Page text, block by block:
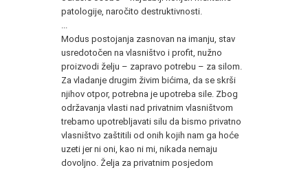
patologije, naročito destruktivnosti.
Modus postojanja zasnovan na imanju, stav
usredotočen na vlasništvo i profit, nužno
proizvodi želju – zapravo potrebu – za silom.
Za vladanje drugim živim bićima, da se skrši
njihov otpor, potrebna je upotreba sile. Zbog
održavanja vlasti nad privatnim vlasništvom
trebamo upotrebljavati silu da bismo privatno
vlasništvo zaštitili od onih kojih nam ga hoće
uzeti jer ni oni, kao ni mi, nikada nemaju
dovoljno. Želja za privatnim posjedom